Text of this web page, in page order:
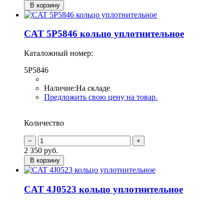
В корзину
CAT 5P5846 кольцо уплотнительное
Каталожный номер:
5P5846
Наличие:На складе
Предложить свою цену на товар.
Количество
2 350 руб.
В корзину
CAT 4J0523 кольцо уплотнительное